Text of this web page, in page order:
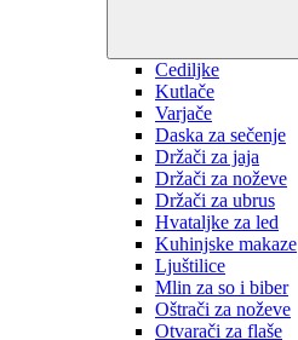
Cediljke
Kutlače
Varjače
Daska za sečenje
Držači za jaja
Držači za noževe
Držači za ubrus
Hvataljke za led
Kuhinjske makaze
Ljuštilice
Mlin za so i biber
Oštrači za noževe
Otvarači za flaše